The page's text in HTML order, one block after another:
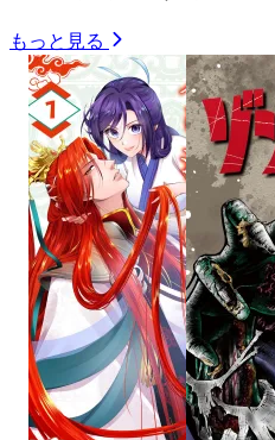
もっと見る